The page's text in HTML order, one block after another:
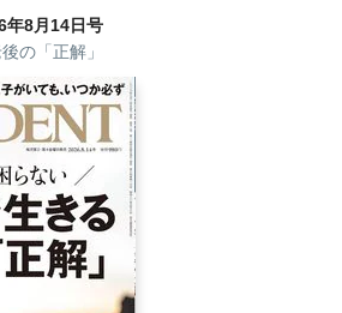
年8月14日号
の「正解」